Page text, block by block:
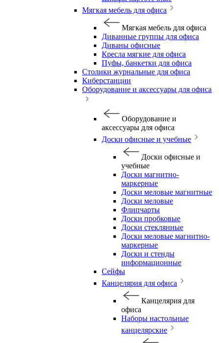
Мягкая мебель для офиса
Мягкая мебель для офиса
Диванные группы для офиса
Диваны офисные
Кресла мягкие для офиса
Пуфы, банкетки для офиса
Столики журнальные для офиса
Киберстанции
Оборудование и аксессуары для офиса
Оборудование и
аксессуары для офиса
Доски офисные и учебные
Доски офисные и
учебные
Доски магнитно-
маркерные
Доски меловые магнитные
Доски меловые
Флипчарты
Доски пробковые
Доски стеклянные
Доски меловые магнитно-
маркерные
Доски и стенды
информационные
Сейфы
Канцелярия для офиса
Канцелярия для
офиса
Наборы настольные
канцелярские